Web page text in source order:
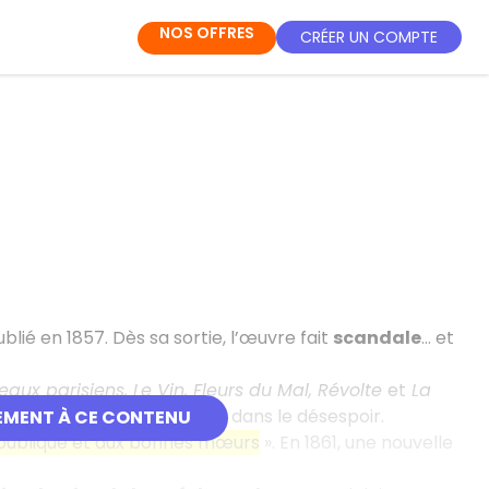
NOS OFFRES CRÉER UN COMPTE
À CE CONTENU
en 1857. Dès sa sortie, l’œuvre fait scandale… et
parisiens, Le Vin, Fleurs du Mal, Révolte et La
quête d’absolu et chute dans le désespoir.
et aux bonnes mœurs ». En 1861, une nouvelle